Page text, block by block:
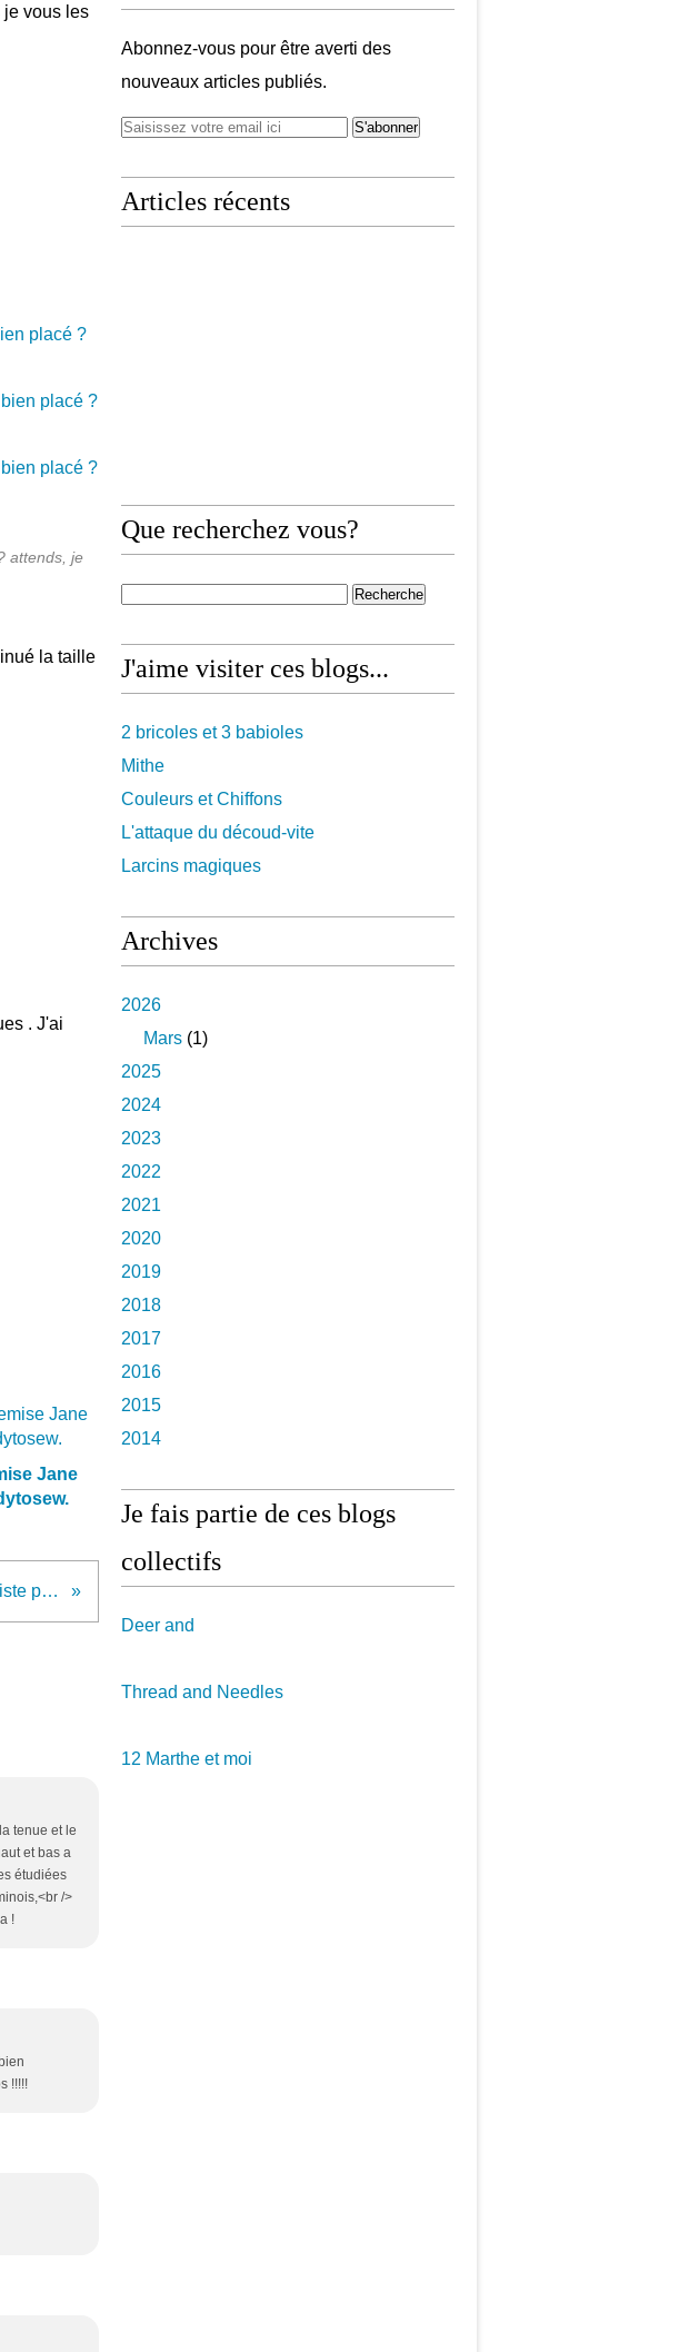
je vous les
attends, je
la taille
. J'ai
Jane
Un jogging sans pantalon, ça n'existe pas...
tenue et le
et bas a
étudiées
/>
!
!!!!!
Abonnez-vous pour être averti des
nouveaux articles publiés.
Articles récents
Que recherchez vous?
J'aime visiter ces blogs...
2 bricoles et 3 babioles
Mithe
Couleurs et Chiffons
L'attaque du découd-vite
Larcins magiques
Archives
2026
Mars (1)
2025
2024
2023
2022
2021
2020
2019
2018
2017
2016
2015
2014
Je fais partie de ces blogs
collectifs
Deer and
Thread and Needles
12 Marthe et moi